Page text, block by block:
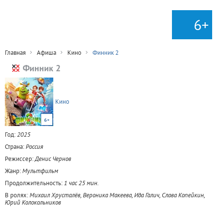
6+
Главная Афиша Кино Финник 2
Финник 2
6+
Кино
Год:2025
Страна:Россия
Режиссер:Денис Чернов
Жанр:Мультфильм
Продолжительность: 1 час 25 мин.
В ролях:Михаил Хрусталёв, Вероника Макеева, Ида Галич, Слава Копейкин,
Юрий Колокольников